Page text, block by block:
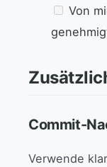
Von
Commit-
Verwende